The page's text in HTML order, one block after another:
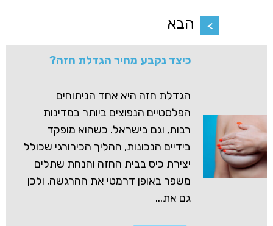
הבא
כיצד נקבע מחיר הגדלת חזה?
הגדלת חזה היא אחד הניתוחים
הפלסטיים הנפוצים ביותר במדינות
רבות, וגם בישראל. כשהוא מופקד
בידיים הנכונות, ההליך הכירורגי שכולל
יצירת כיס בבית החזה והנחת שתלים
משפר באופן דרמטי את ההרגשה, ולכן
גם את...